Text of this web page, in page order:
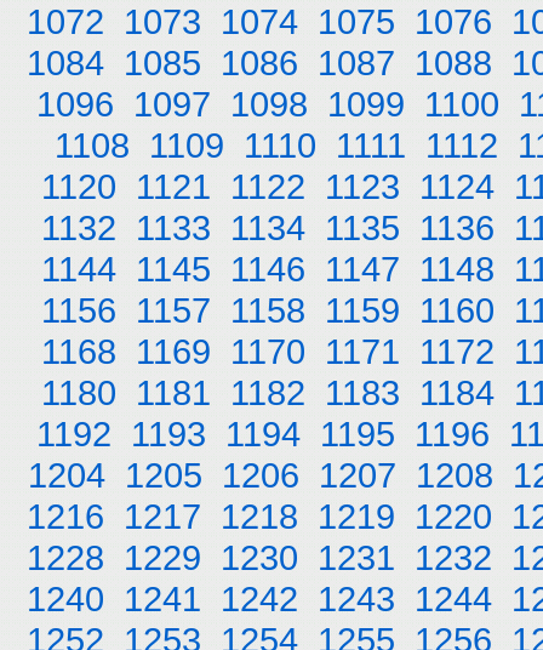
1072 1073 1074 1075 1076
1084 1085 1086 1087 1088
1096 1097 1098 1099 1100
1108 1109 1110 1111 1112
1120 1121 1122 1123 1124
1132 1133 1134 1135 1136
1144 1145 1146 1147 1148
1156 1157 1158 1159 1160
1168 1169 1170 1171 1172
1180 1181 1182 1183 1184
1192 1193 1194 1195 1196
1204 1205 1206 1207 1208
1216 1217 1218 1219 1220
1228 1229 1230 1231 1232
1240 1241 1242 1243 1244
1252 1253 1254 1255 1256